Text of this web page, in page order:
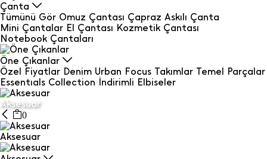
Çanta
Tümünü Gör Omuz Çantası Çapraz Askılı Çanta
Mini Çantalar El Çantası Kozmetik Çantası
Notebook Çantaları
Öne Çıkanlar
Özel Fiyatlar Denim Urban Focus Takımlar Temel Parçalar
Essentıals Collection İndirimli Elbiseler
Aksesuar
0
Aksesuar